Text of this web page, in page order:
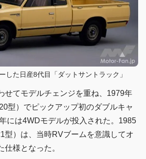
した日産8代目「ダットサントラック」
せてモデルチェンジを重ね、1979年
型）でピックアップ初のダブルキャ
には4WDモデルが投入された。1985
型）は、当時RVブームを意識してオ
仕様となった。